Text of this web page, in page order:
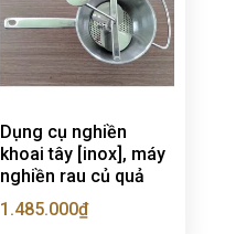
Dụng cụ nghiền
khoai tây [inox], máy
nghiền rau củ quả
1.485.000₫